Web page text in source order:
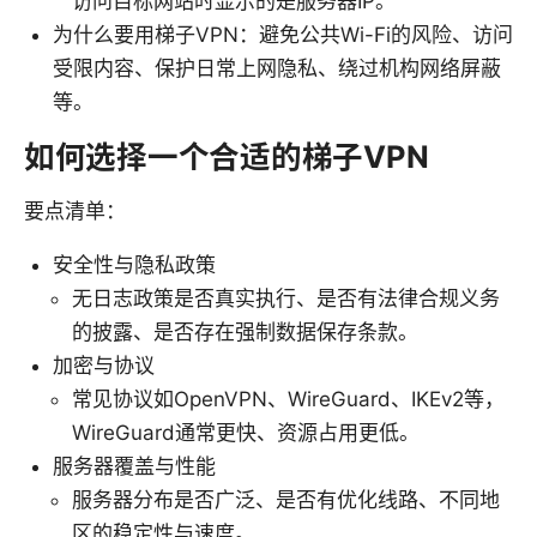
为什么要用梯子VPN：避免公共Wi-Fi的风险、访问
受限内容、保护日常上网隐私、绕过机构网络屏蔽
等。
如何选择一个合适的梯子VPN
要点清单：
安全性与隐私政策
无日志政策是否真实执行、是否有法律合规义务
的披露、是否存在强制数据保存条款。
加密与协议
常见协议如OpenVPN、WireGuard、IKEv2等，
WireGuard通常更快、资源占用更低。
服务器覆盖与性能
服务器分布是否广泛、是否有优化线路、不同地